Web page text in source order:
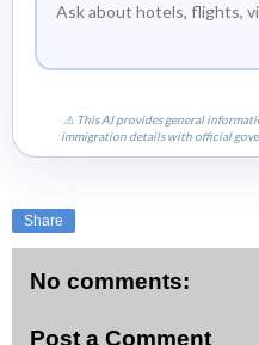
⚠ This AI provides general
immigration details with official
Share
No comments:
Post a Comment